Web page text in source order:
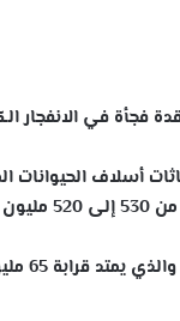
فجأة في الانفجار
أسلاف الحيوانات